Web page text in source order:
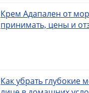
Крем Адапален от
принимать, цены и
Как убрать глубокие